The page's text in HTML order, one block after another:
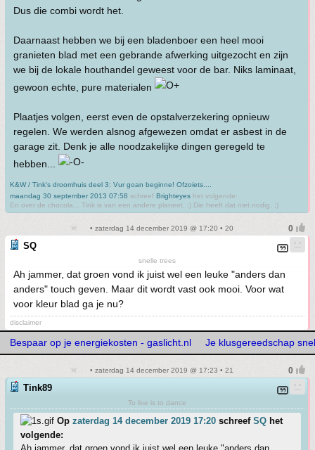
Dus die combi wordt het.
Daarnaast hebben we bij een bladenboer een heel mooi
granieten blad met een gebrande afwerking uitgezocht en zijn
we bij de lokale houthandel geweest voor de bar. Niks laminaat,
gewoon echte, pure materialen
Plaatjes volgen, eerst even de opstalverzekering opnieuw
regelen. We werden alsnog afgewezen omdat er asbest in de
garage zit. Denk je alle noodzakelijke dingen geregeld te
hebben...
K&W / Tink's droomhuis deel 3: Vur goan beginne! Ofzoiets....
maandag 30 september 2013 07:58 schreef Brighteyes het volgende:
En over de chocola... Tink is van een andere planeet. ;) Die heeft dat niet nodig. ;)
• zaterdag 14 december 2019 @ 17:20 • 20
SQ
snelle trees
Ah jammer, dat groen vond ik juist wel een leuke "anders dan
anders" touch geven. Maar dit wordt vast ook mooi. Voor wat
voor kleur blad ga je nu?
disclaimer
Bespaar op je energiekosten - gaslicht.nl Je klusgereedschap
• zaterdag 14 december 2019 @ 17:23 • 21
Tink89
To live is to dance
Op zaterdag 14 december 2019 17:20 schreef SQ het
volgende: